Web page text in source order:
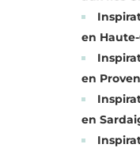
en
en
en